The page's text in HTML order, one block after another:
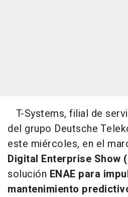
T-Systems, filial de
del grupo Deutsche
este miércoles, en el
Digital Enterprise Show
solución ENAE para
mantenimiento